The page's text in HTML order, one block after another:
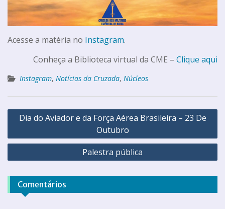
Acesse a matéria no Instagram.
Conheça a Biblioteca virtual da CME – Clique aqui
Instagram, Notícias da Cruzada, Núcleos
Dia do Aviador e da Força Aérea Brasileira – 23 De
Outubro
Palestra pública
Comentários